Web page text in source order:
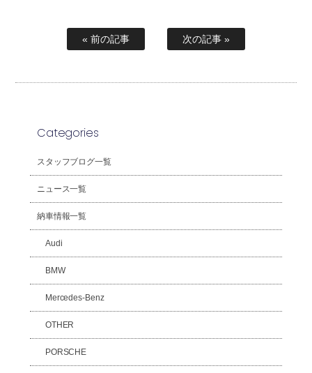
« 前の記事 次の記事 »
Categories
スタッフブログ一覧
ニュース一覧
納車情報一覧
Audi
BMW
Mercedes-Benz
OTHER
PORSCHE